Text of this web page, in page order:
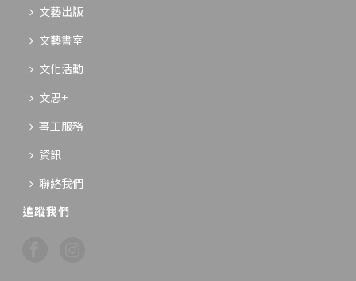
文藝出版
文藝書室
文化活動
文思+
事工服務
資訊
聯絡我們
追蹤我們